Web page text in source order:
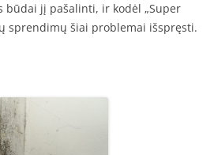
būdai jį pašalinti, ir kodėl „Super
sprendimų šiai problemai išspręsti.